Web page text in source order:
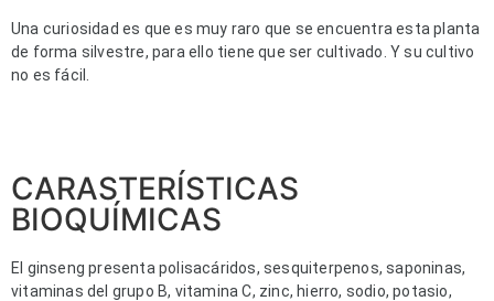
Una curiosidad es que es muy raro que se encuentra esta planta
de forma silvestre, para ello tiene que ser cultivado. Y su cultivo
no es fácil.
CARASTERÍSTICAS
BIOQUÍMICAS
El ginseng presenta polisacáridos, sesquiterpenos, saponinas,
vitaminas del grupo B, vitamina C, zinc, hierro, sodio, potasio,